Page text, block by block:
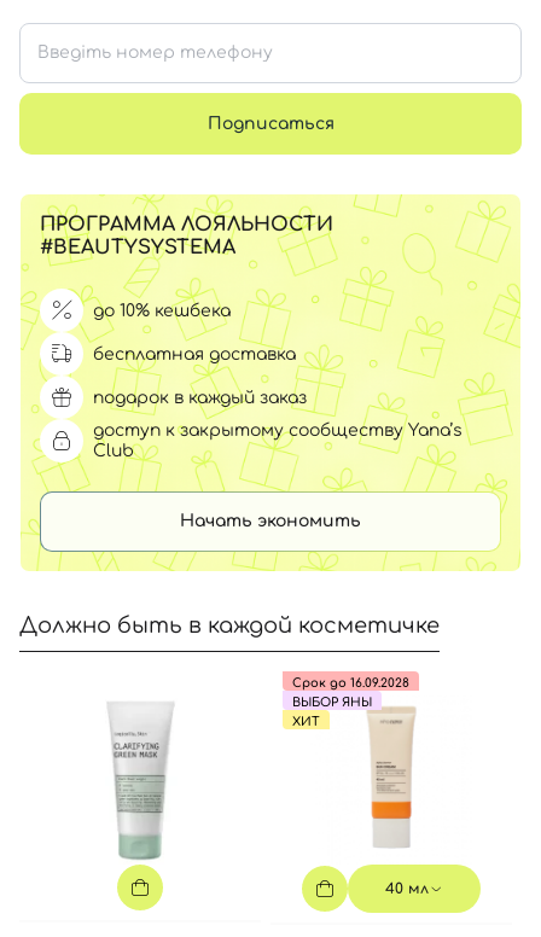
Подписаться
ПРОГРАММА ЛОЯЛЬНОСТИ
#BEAUTYSYSTEMA
до 10% кешбека
бесплатная доставка
подарок в каждый заказ
доступ к закрытому сообществу Yana’s
Club
Начать экономить
Должно быть в каждой косметичке
Срок до 16.09.2028
ВЫБОР ЯНЫ
ХИТ
40 мл